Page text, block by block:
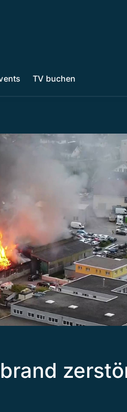
TV buchen